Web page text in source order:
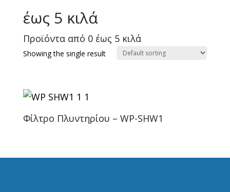
έως 5 κιλά
Προϊόντα από 0 έως 5 κιλά
Showing the single result
Φίλτρο Πλυντηρίου – WP-SHW1